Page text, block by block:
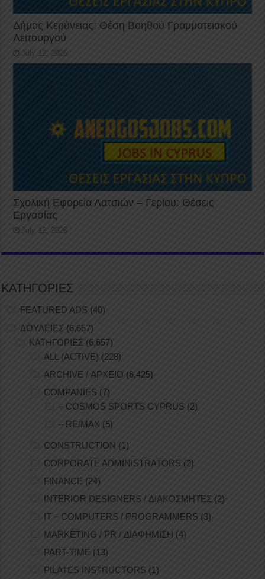
Δήμος Κερύνειας: Θέση Βοηθού Γραμματειακού
Λειτουργού
July 12, 2026
Σχολική Εφορεία Λατσιών – Γερίου: Θέσεις
Εργασίας
July 12, 2026
ΚΑΤΗΓΟΡΙΕΣ
FEATURED ADS (40)
ΔΟΥΛΕΙΕΣ (6,657)
ΚΑΤΗΓΟΡΙΕΣ (6,657)
ALL (ACTIVE) (228)
ARCHIVE / ΑΡΧΕΙΟ (6,425)
COMPANIES (7)
– COSMOS SPORTS CYPRUS (2)
– RE/MAX (5)
CONSTRUCTION (1)
CORPORATE ADMINISTRATORS (2)
FINANCE (24)
INTERIOR DESIGNERS / ΔΙΑΚΟΣΜΗΤΕΣ (2)
IT – COMPUTERS / PROGRAMMERS (3)
MARKETING / PR / ΔΙΑΦΗΜΙΣΗ (4)
PART-TIME (13)
PILATES INSTRUCTORS (1)